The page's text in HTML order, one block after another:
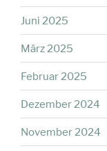
Juni 2025
März 2025
Februar 2025
Dezember 2024
November 2024